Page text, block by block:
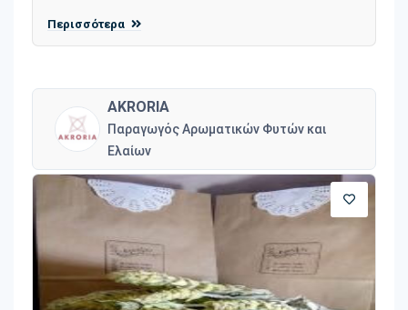
Περισσότερα
AKRORIA
Παραγωγός Αρωματικών Φυτών και
Ελαίων